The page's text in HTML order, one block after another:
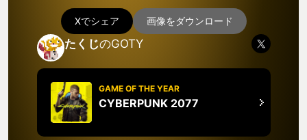
Xでシェア 画像をダウンロード
たくじのGOTY
GAME OF THE YEAR
CYBERPUNK 2077